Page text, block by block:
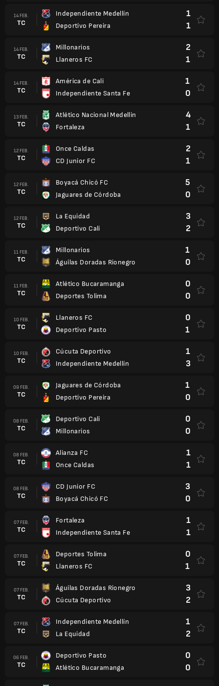
14 FEB.
TC
Independiente Medellín
Deportivo Pereira
1
1
14 FEB.
TC
Millonarios
Llaneros FC
2
1
14 FEB.
TC
América de Cali
Independiente Santa Fe
1
0
13 FEB.
TC
Atlético Nacional Medellin
Fortaleza
4
1
12 FEB.
TC
Once Caldas
CD Junior FC
2
1
12 FEB.
TC
Boyacá Chicó FC
Jaguares de Córdoba
5
0
12 FEB.
TC
La Equidad
Deportivo Cali
3
2
11 FEB.
TC
Millonarios
Águilas Doradas Rionegro
1
0
11 FEB.
TC
Atlético Bucaramanga
Deportes Tolima
0
0
10 FEB.
TC
Llaneros FC
Deportivo Pasto
0
1
10 FEB.
TC
Cúcuta Deportivo
Independiente Medellín
1
3
09 FEB.
TC
Jaguares de Córdoba
Deportivo Pereira
1
0
08 FEB.
TC
Deportivo Cali
Millonarios
0
0
08 FEB.
TC
Alianza FC
Once Caldas
1
1
08 FEB.
TC
CD Junior FC
Boyacá Chicó FC
3
0
07 FEB.
TC
Fortaleza
Independiente Santa Fe
1
1
07 FEB.
TC
Deportes Tolima
Llaneros FC
0
1
07 FEB.
TC
Águilas Doradas Rionegro
Cúcuta Deportivo
3
2
07 FEB.
TC
Independiente Medellín
La Equidad
1
2
06 FEB.
TC
Deportivo Pasto
Atlético Bucaramanga
0
0